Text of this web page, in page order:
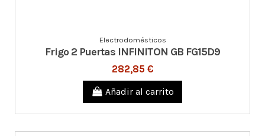
Electrodomésticos
Frigo 2 Puertas INFINITON GB FG15D9
282,85 €
Añadir al carrito